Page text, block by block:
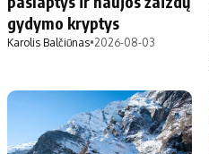
Apie mus
Autoriai
Privatumo politika
Redakcijos politika
Receptai
gydymo kryptys
Karolis Balčiūnas•2026-08-03